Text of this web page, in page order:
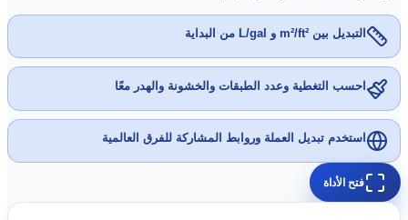
التبديل بين m²/ft² و L/gal من البداية
احسب التغطية وعدد الطبقات والخشونة والهدر معًا
استخدم تبديل العملة وروابط المشاركة للفرق العالمية
فتح الأداة